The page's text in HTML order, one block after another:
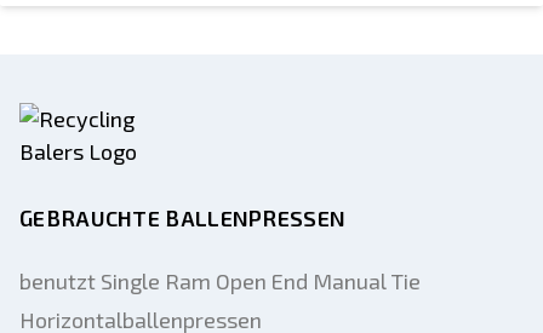
GEBRAUCHTE BALLENPRESSEN
benutzt Single Ram Open End Manual Tie
Horizontalballenpressen